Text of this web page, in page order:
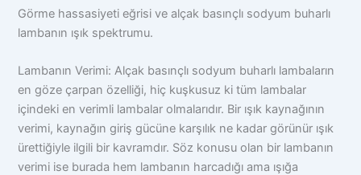
Görme hassasiyeti eğrisi ve alçak basınçlı sodyum buharlı
lambanın ışık spektrumu.
Lambanın Verimi: Alçak basınçlı sodyum buharlı lambaların
en göze çarpan özelliği, hiç kuşkusuz ki tüm lambalar
içindeki en verimli lambalar olmalarıdır. Bir ışık kaynağının
verimi, kaynağın giriş gücüne karşılık ne kadar görünür ışık
ürettiğiyle ilgili bir kavramdır. Söz konusu olan bir lambanın
verimi ise burada hem lambanın harcadığı ama ışığa